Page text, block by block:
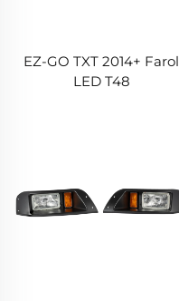
EZ-GO TXT 2014+ Farol
LED T48